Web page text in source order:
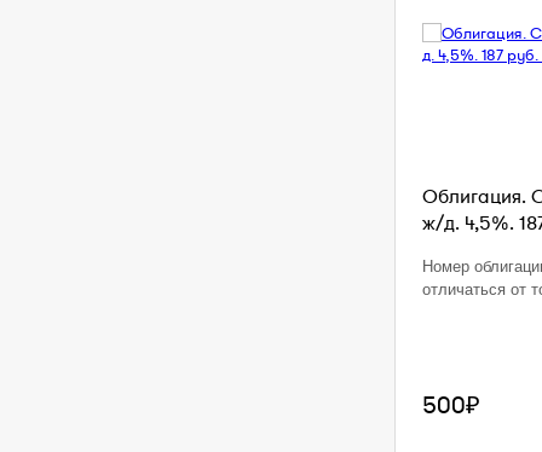
Облигация.
ж/д. 4,5%.
Номер
отличаться от
500₽